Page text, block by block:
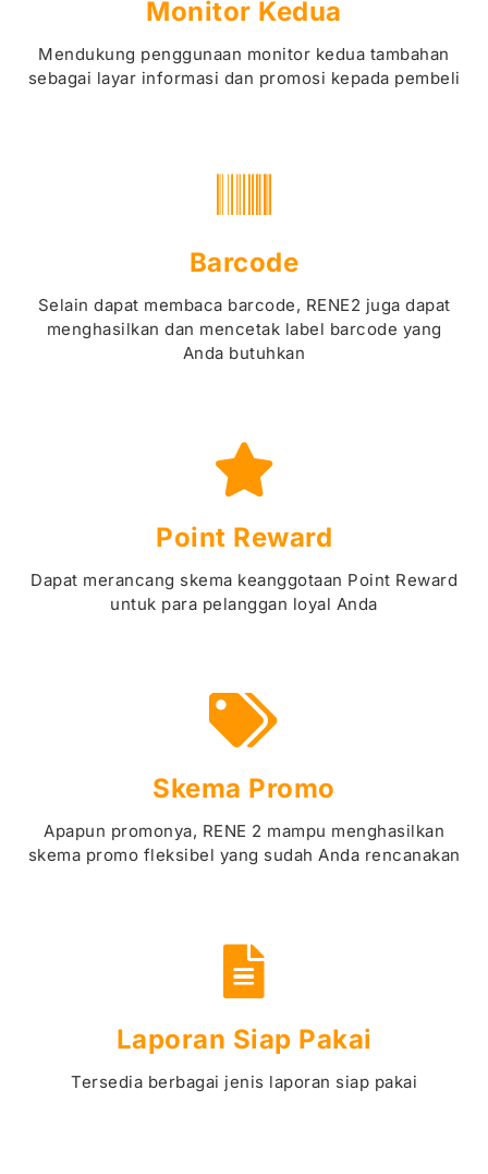
Monitor Kedua
Mendukung penggunaan monitor kedua tambahan
sebagai layar informasi dan promosi kepada pembeli
Barcode
Selain dapat membaca barcode, RENE2 juga dapat
menghasilkan dan mencetak label barcode yang
Anda butuhkan
Point Reward
Dapat merancang skema keanggotaan Point Reward
untuk para pelanggan loyal Anda
Skema Promo
Apapun promonya, RENE 2 mampu menghasilkan
skema promo fleksibel yang sudah Anda rencanakan
Laporan Siap Pakai
Tersedia berbagai jenis laporan siap pakai